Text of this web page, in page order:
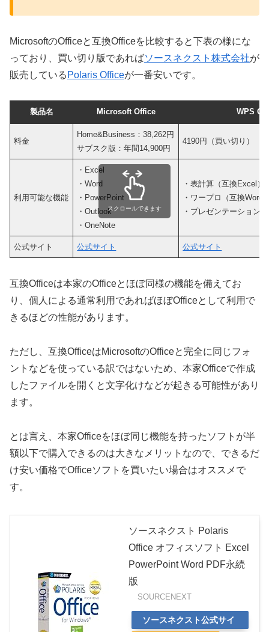
MicrosoftのOfficeと互換Officeを比較すると下表の様にな
っており、買い切り版であればソースネクスト株式会社が
販売している Polaris Officeが一番安いです。
製品名 Microsoft Office WPS
料金
Home&Business：38,262円
サブスク版：年間14,900円
4190円（買い切り）
利用可能な機能
・Excel
・Word
・PowerPoint
・Outlook
・OneNote
・表計算（互換Excel）
・ワープロ（互換Word
・プレゼンテーション
公式サイト 公式サイト 公式サイト
スクロールできます
互換Officeは本家のOfficeとほぼ同様の機能を備えてお
り、個人による通常利用であればほぼOfficeとして利用で
きるほどの性能があります。
ただし、互換OfficeはMicrosoftのOfficeと完全に同じフォ
ントなどを使っている訳ではないため、本家Officeで作成
したファイルを開くと文字化けなどが起きる可能性があり
ます。
とは言え、本家Officeをほぼ同じ機能を持ったソフトが半
額以下で購入できるのは大きなメリットなので、できるだ
け安い価格でOfficeソフトを買いたい場合はオススメで
す。
ソースネクスト Polaris
Office オフィスソフト Excel
PowerPoint Word PDF永続
版
SOURCENEXT
ソースネクスト公式サイ